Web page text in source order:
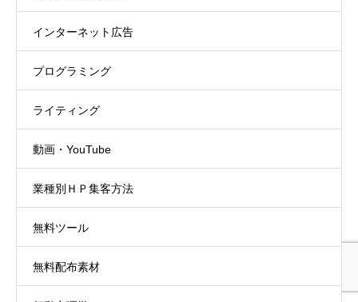
インターネット広告
プログラミング
ライティング
動画・YouTube
業種別ＨＰ集客方法
無料ツール
無料配布素材
初めての方へ